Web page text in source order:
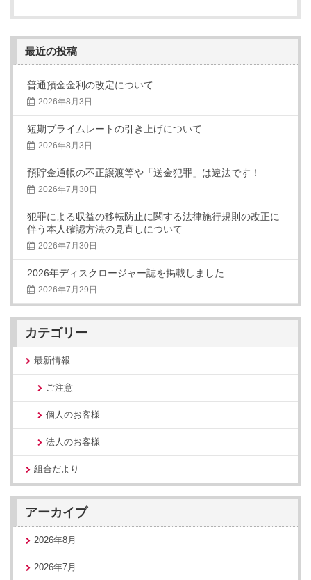
最近の投稿
普通預金金利の改定について
2026年8月3日
短期プライムレートの引き上げについて
2026年8月3日
預貯金通帳の不正譲渡等や「送金犯罪」は違法です！
2026年7月30日
犯罪による収益の移転防止に関する法律施行規則の改正に
伴う本人確認方法の見直しについて
2026年7月30日
2026年ディスクロージャー誌を掲載しました
2026年7月29日
カテゴリー
最新情報
ご注意
個人のお客様
法人のお客様
組合だより
アーカイブ
2026年8月
2026年7月